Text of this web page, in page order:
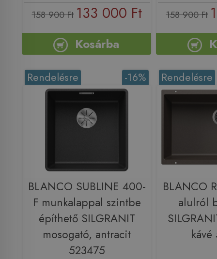
158 900 Ft 133 000 Ft
Kosárba
158 900 Ft
-16%
Rendelésre
BLANCO SUBLINE 400-
F munkalappal szintbe
építhető SILGRANIT
mosogató, antracit
523475
Rendelésre
BLANCO
alulról